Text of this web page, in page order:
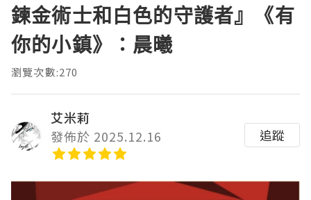
鍊金術士和白色的守護者』《有
你的小鎮》：晨曦
瀏覽次數:270
艾米莉
發佈於 2025.12.16
追蹤